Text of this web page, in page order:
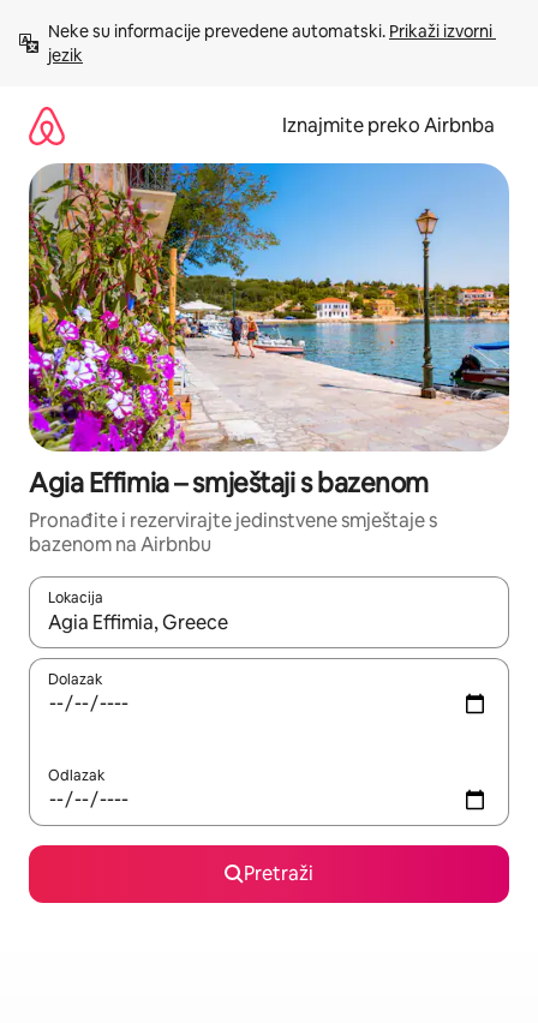
sadržaj
Neke su informacije prevedene automatski. Prikaži izvorni
jezik
Iznajmite preko Airbnba
Agia Effimia – smještaji s bazenom
Pronađite i rezervirajte jedinstvene smještaje s
bazenom na Airbnbu
Lokacija
Kada budu dostupni rezultati, moći ćete ih pregledati
Dolazak
Odlazak
Pretraži